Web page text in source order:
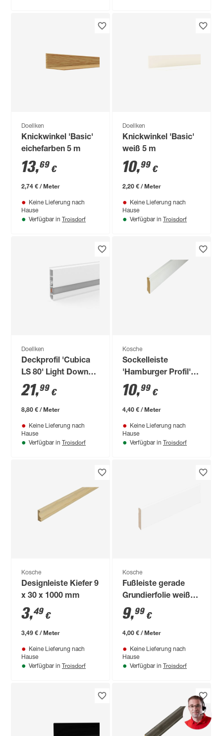
Doellken
Knickwinkel 'Basic'
eichefarben 5 m
13,69 €
2,74 € / Meter
Keine Lieferung nach
Hause
Verfügbar in Troisdorf
Doellken
Knickwinkel 'Basic'
weiß 5 m
10,99 €
2,20 € / Meter
Keine Lieferung nach
Hause
Verfügbar in Troisdorf
Doellken
Deckprofil 'Cubica
LS 80' Light Down
weiß 250 x 8 x 2 cm
21,99 €
8,80 € / Meter
Keine Lieferung nach
Hause
Verfügbar in Troisdorf
Kosche
Sockelleiste
'Hamburger Profil'
12 x 70 x 2500 mm
10,99 €
4,40 € / Meter
Keine Lieferung nach
Hause
Verfügbar in Troisdorf
Kosche
Designleiste Kiefer 9
x 30 x 1000 mm
3,49 €
3,49 € / Meter
Keine Lieferung nach
Hause
Verfügbar in Troisdorf
Kosche
Fußleiste gerade
Grundierfolie weiß
2500 x 80 x 10 mm
9,99 €
4,00 € / Meter
Keine Lieferung nach
Hause
Verfügbar in Troisdorf